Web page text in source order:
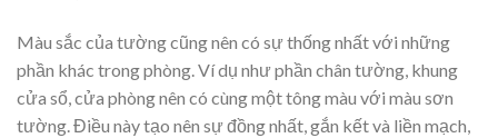
Màu sắc của tường cũng nên có sự thống nhất với những
phần khác trong phòng. Ví dụ như phần chân tường, khung
cửa sổ, cửa phòng nên có cùng một tông màu với màu sơn
tường. Điều này tạo nên sự đồng nhất, gắn kết và liền mạch,